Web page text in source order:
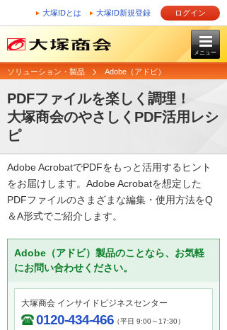
大塚IDとは 大塚ID新規登録 ログイン
メニュー
ソリューション・製品 Adobe（アドビ）
PDFファイルを楽しく調理！
大塚商会のやさしくPDF活用レシ
ピ
Adobe AcrobatでPDFをもっと活用するヒント
をお届けします。Adobe Acrobatを想定した
PDFファイルのさまざまな編集・使用方法をQ
＆A形式でご紹介します。
Adobe（アドビ）製品のことなら、お気軽
にお問い合わせください。
大塚商会 インサイドビジネスセンター
0120-434-466（平日 9:00～17:30）